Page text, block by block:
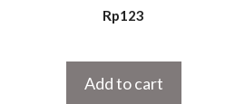
5.00
out of 5
Rp123
Add to cart